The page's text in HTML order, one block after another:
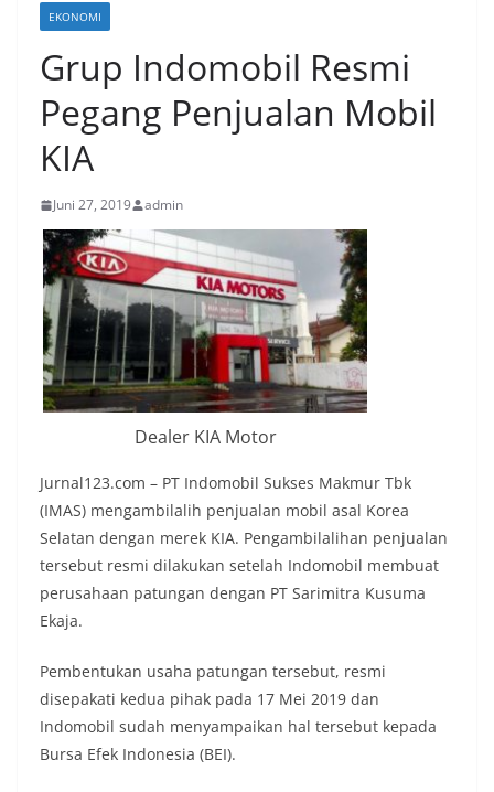
EKONOMI
Grup Indomobil Resmi
Pegang Penjualan Mobil
KIA
Juni 27, 2019 admin
Dealer KIA Motor
Jurnal123.com – PT Indomobil Sukses Makmur Tbk
(IMAS) mengambilalih penjualan mobil asal Korea
Selatan dengan merek KIA. Pengambilalihan penjualan
tersebut resmi dilakukan setelah Indomobil membuat
perusahaan patungan dengan PT Sarimitra Kusuma
Ekaja.
Pembentukan usaha patungan tersebut, resmi
disepakati kedua pihak pada 17 Mei 2019 dan
Indomobil sudah menyampaikan hal tersebut kepada
Bursa Efek Indonesia (BEI).